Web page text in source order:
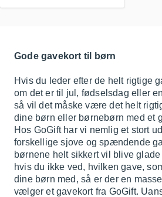
Gode gavekort til børn
Hvis du leder efter de helt rigtige
om det er til jul, fødselsdag eller
så vil det måske være det helt
dine børn eller børnebørn med et
Hos GoGift har vi nemlig et stort
forskellige sjove og spændende
børnene helt sikkert vil blive
hvis du ikke ved, hvilken gave,
dine børn med, så er der en
vælger et gavekort fra GoGift.